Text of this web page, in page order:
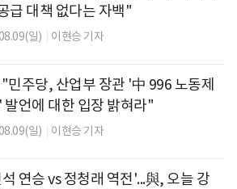
급 대책 없다는 자백"
일) 이현승 기자
민주당, 산업부 장관 '中 996 노동제
발언에 대한 입장 밝혀라"
일) 이현승 기자
연승 vs 정청래 역전'...與, 오늘 강